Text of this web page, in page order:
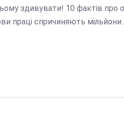
здивувати! 10 фактів про
праці спричиняють мільйони